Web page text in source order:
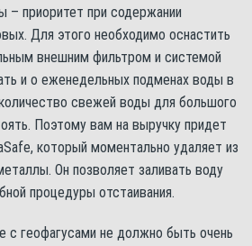
– приоритет при содержании
Для этого необходимо оснастить
внешним фильтром и системой
и о еженедельных подменах воды в
свежей воды для большого
Поэтому вам на выручку придет
который моментально удаляет из
Он позволяет заливать воду
процедуры отстаивания.
с геофагусами не должно быть очень